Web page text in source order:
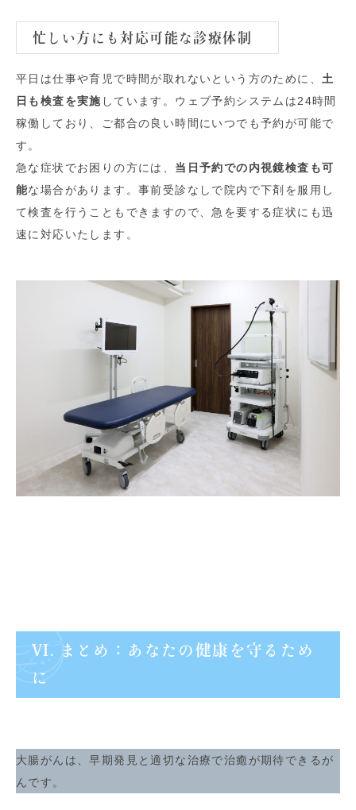
忙しい方にも対応可能な診療体制
平日は仕事や育児で時間が取れないという方のために、 土
日も検査を実施 しています。ウェブ予約システムは24時間
稼働しており、ご都合の良い時間にいつでも予約が可能で
す。
急な症状でお困りの方には、 当日予約での内視鏡検査も可
能な場合があります。事前受診なしで院内で下剤を服用し
て検査を行うこともできますので、急を要する症状にも迅
速に対応いたします。
VI. まとめ：あなたの健康を守るため
に
大腸がんは、早期発見と適切な治療で治癒が期待できるが
んです。